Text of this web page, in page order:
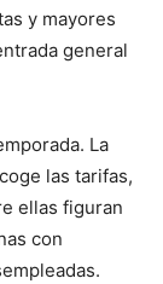
y mayores
general
La
las tarifas,
ellas figuran
con